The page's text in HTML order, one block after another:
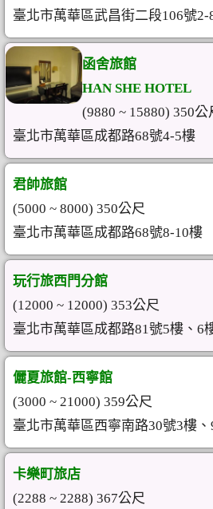
臺北市萬華區武昌街二段106號2-
函舍旅館
HAN SHE HOTEL
(9880 ~ 15880) 350公
臺北市萬華區成都路68號4-5樓
君帥旅館
(5000 ~ 8000) 350公尺
臺北市萬華區成都路68號8-10樓
玩行旅西門分館
(12000 ~ 12000) 353公尺
臺北市萬華區成都路81號5樓、6
儷夏旅館-西寧館
(3000 ~ 21000) 359公尺
臺北市萬華區西寧南路30號3樓
卡樂町旅店
(2288 ~ 2288) 367公尺